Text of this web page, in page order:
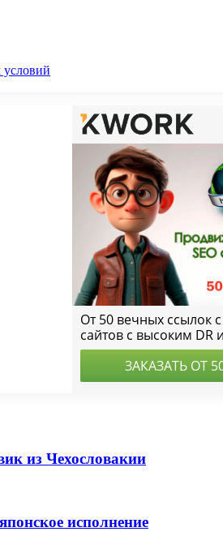
из Чехословакии
исполнение